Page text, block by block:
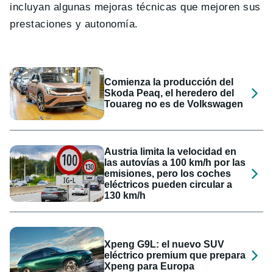
incluyan algunas mejoras técnicas que mejoren sus
prestaciones y autonomía.
Comienza la producción del
Skoda Peaq, el heredero del
Touareg no es de Volkswagen
Austria limita la velocidad en
las autovías a 100 km/h por las
emisiones, pero los coches
eléctricos pueden circular a
130 km/h
Xpeng G9L: el nuevo SUV
eléctrico premium que prepara
Xpeng para Europa